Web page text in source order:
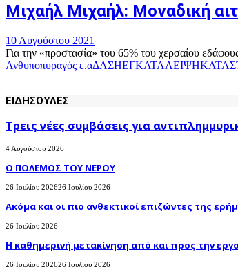
Μιχαήλ Μιχαήλ: Μοναδική
10 Αυγούστου 2021
Για την «προστασία» του 65% του χερσαίου
Ανθυποπυραγός ε.αΔΑΣΗΕΓΚΑΤΑΛΕΙΨΗ
ΕΙΔΗΣΟΥΛΕΣ
Τρεις νέες συμβάσεις για
4 Αυγούστου 2026
Ο ΠΟΛΕΜΟΣ ΤΟΥ ΝΕΡΟΥ
26 Ιουλίου 202626 Ιουλίου 2026
Ακόμα και οι πιο ανθεκτικοί επιζώντες της
26 Ιουλίου 2026
H καθημερινή μετακίνηση από και προς την
26 Ιουλίου 202626 Ιουλίου 2026